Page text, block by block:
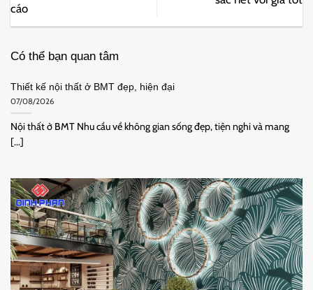
cáo
Có thể bạn quan tâm
Thiết kế nội thất ở BMT đẹp, hiện đại
07/08/2026
Nội thất ở BMT Nhu cầu về không gian sống đẹp, tiện nghi và mang
[...]